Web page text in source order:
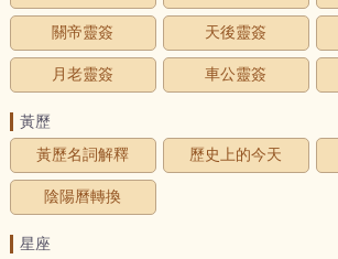
關帝靈簽 天後靈簽
月老靈簽 車公靈簽
黃歷
黃歷名詞解釋
歷史上的今天
陰陽曆轉換
星座